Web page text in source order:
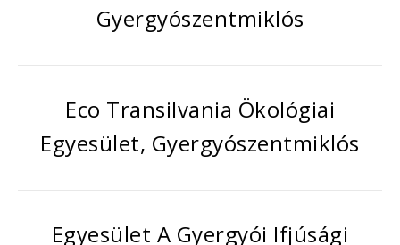
Gyergyószentmiklós
Eco Transilvania Ökológiai
Egyesület, Gyergyószentmiklós
Egyesület A Gyergyói Ifjúsági